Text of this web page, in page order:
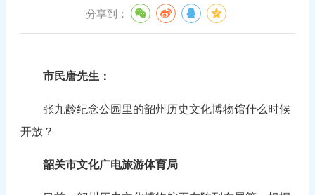
分享到：
市民唐先生：
张九龄纪念公园里的韶州历史文化博物馆什么时候
开放？
韶关市文化广电旅游体育局